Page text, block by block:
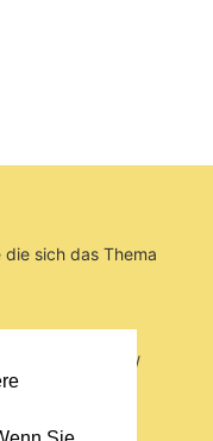
sich das Thema
Biere